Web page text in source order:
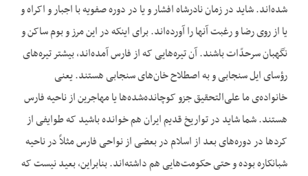
شده‌‌اند. شاید در زمان نادرشاه افشار و یا در دوره صفویه با اجبار و اکراه و
یا از روی رضا و رغبت آنها را آورده‌‌اند. برای اینکه در این مرز و بوم ساکن و
نگهبان سرحدّات باشند. آن تیره‌‌هایی که از فارس آمده‌‌اند، بیشتر تیره‌‌های
رؤسای ایل سنجابی و به اصطلاح خان‌‌های سنجابی هستند. یعنی
خانواده‌‌ی ما علی‌‌التحقیق جزو کوچانده‌شده‌‌ها یا مهاجرین از ناحیه فارس
هستند. شما شاید در تواریخ قدیم ایران هم خوانده باشید که طوایفی از
کردها در دوره‌‌های بعد از اسلام در بعضی از نواحی فارس مثلاً در ناحیه
شبانکاره بوده و حتی حکومت‌‌هایی هم داشته‌‌اند. بنابراین، بعید نیست که